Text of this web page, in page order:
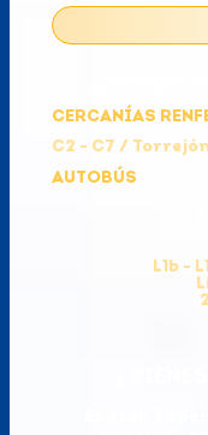
CERCANÍAS
C2 - C7 /
AUTOBÚS
L1b -